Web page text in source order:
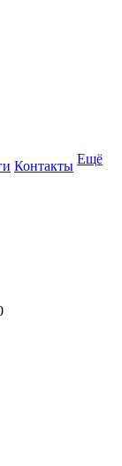
Контакты Ещё